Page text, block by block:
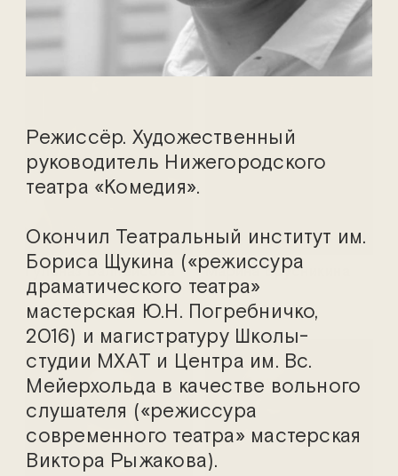
Марина Брусникина
Гульназ Балпейсова
Режиссёр. Художественный
руководитель Нижегородского
театра «Комедия».
Окончил Театральный институт им.
Бориса Щукина («режиссура
драматического театра»
мастерская Ю.Н. Погребничко,
2016) и магистратуру Школы-
студии МХАТ и Центра им. Вс.
Мейерхольда в качестве вольного
слушателя («режиссура
современного театра» мастерская
Виктора Рыжакова).